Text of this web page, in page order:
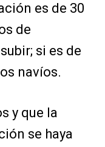
es de 30
de
si es de
navíos.
y que la
se haya